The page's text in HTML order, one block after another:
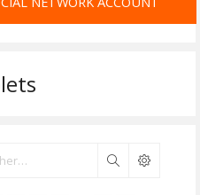
Rechercher